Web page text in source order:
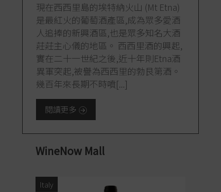
現在西西里島的埃特納火山 (Mt Etna)
是最紅火的葡萄酒產區,成為眾多愛酒
人追捧的新興酒區,也是眾多知名大酒
莊莊主心儀的地區。 西西里酒的興起,
實在二十一世紀之後,近十年則Etna酒
異軍突起,被譽為西西里的勃艮第酒。
幾百年來長期不時噴[...]
閱讀更多
WineNow Mall
Italy